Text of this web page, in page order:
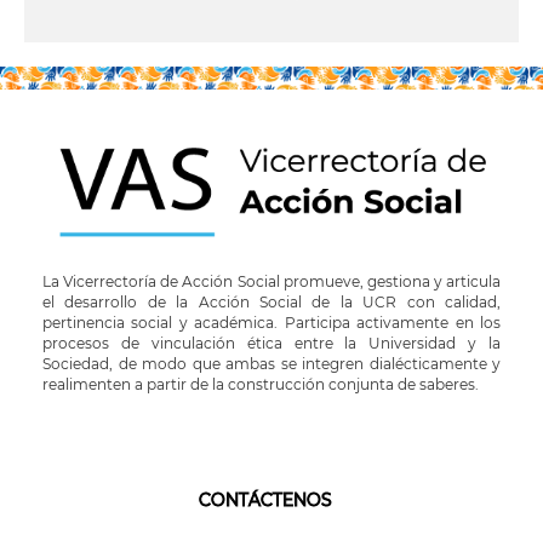
La Vicerrectoría de Acción Social promueve, gestiona y articula
el desarrollo de la Acción Social de la UCR con calidad,
pertinencia social y académica. Participa activamente en los
procesos de vinculación ética entre la Universidad y la
Sociedad, de modo que ambas se integren dialécticamente y
realimenten a partir de la construcción conjunta de saberes.
CONTÁCTENOS